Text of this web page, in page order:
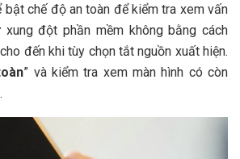
bật chế độ an toàn để kiểm tra xem vấn
đột phần mềm không bằng cách
đến khi tùy chọn tắt nguồn xuất hiện.
” và kiểm tra xem màn hình có còn